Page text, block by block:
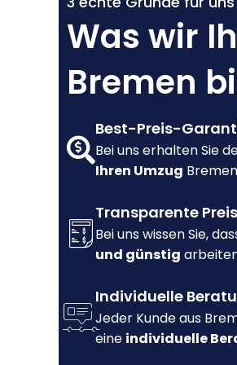
Was wir
Bremen
Best-Preis-
Bei uns erhalten Sie
Ihren Umzug
Transparente
Bei uns wissen Sie,
und günstig
Individuelle
Jeder Kunde aus
eine individuelle